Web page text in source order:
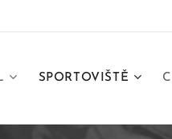
SPORTOVIŠTĚ